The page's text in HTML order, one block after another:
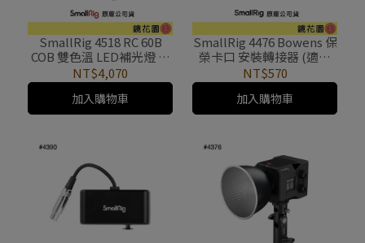
SmallRig 4518 RC 60B
COB 雙色溫 LED補光燈 精
簡版
NT$4,070
加入購物車
SmallRig 4476 Bowens 保
榮卡口 安裝轉接器 (適用
RC 60B)
NT$570
加入購物車